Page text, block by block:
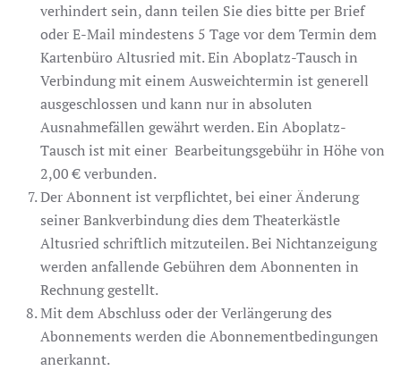
verhindert sein, dann teilen Sie dies bitte per Brief
oder E-Mail mindestens 5 Tage vor dem Termin dem
Kartenbüro Altusried mit. Ein Aboplatz-Tausch in
Verbindung mit einem Ausweichtermin ist generell
ausgeschlossen und kann nur in absoluten
Ausnahmefällen gewährt werden. Ein Aboplatz-
Tausch ist mit einer Bearbeitungsgebühr in Höhe von
2,00 € verbunden.
Der Abonnent ist verpflichtet, bei einer Änderung
seiner Bankverbindung dies dem Theaterkästle
Altusried schriftlich mitzuteilen. Bei Nichtanzeigung
werden anfallende Gebühren dem Abonnenten in
Rechnung gestellt.
Mit dem Abschluss oder der Verlängerung des
Abonnements werden die Abonnementbedingungen
anerkannt.